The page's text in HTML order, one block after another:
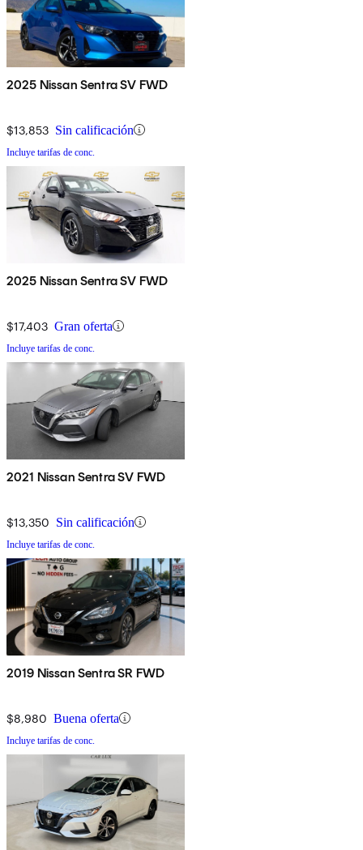
2025 Nissan Sentra SV FWD
$13,853 Sin calificación
Incluye tarifas de conc.
2025 Nissan Sentra SV FWD
$17,403 Gran oferta
Incluye tarifas de conc.
2021 Nissan Sentra SV FWD
$13,350 Sin calificación
Incluye tarifas de conc.
2019 Nissan Sentra SR FWD
$8,980 Buena oferta
Incluye tarifas de conc.